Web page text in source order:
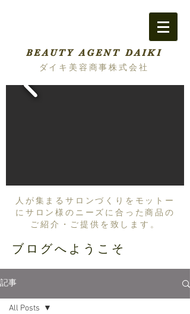
BEAUTY AGENT DAIKI
ダイキ美容商事株式会社
人が集まるサロンづくりをモットー
にサロン様のニーズに合った商品の
ご紹介・ご提供を致します。
ブログへようこそ
記事
All Posts